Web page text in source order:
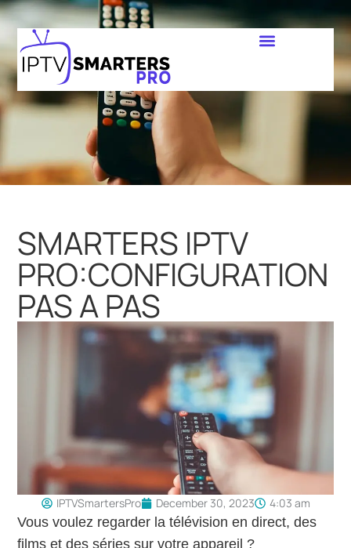
SMARTERS IPTV
PRO:CONFIGURATION
PAS A PAS
IPTVSmartersPro December 30, 2023 4:03 am
Vous voulez regarder la télévision en direct, des
films et des séries sur votre appareil ?